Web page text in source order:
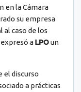
en la Cámara
su empresa
al caso de los
a LPOun
el discurso
a prácticas